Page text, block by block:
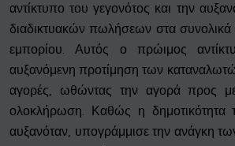
αντίκτυπο του γεγονότος και την
διαδικτυακών πωλήσεων στα συνολικά
εμπορίου. Αυτός ο πρώιμος
αυξανόμενη προτίμηση των
αγορές, ωθώντας την αγορά προς
ολοκλήρωση. Καθώς η δημοτικότητα
αυξανόταν, υπογράμμισε την ανάγκη